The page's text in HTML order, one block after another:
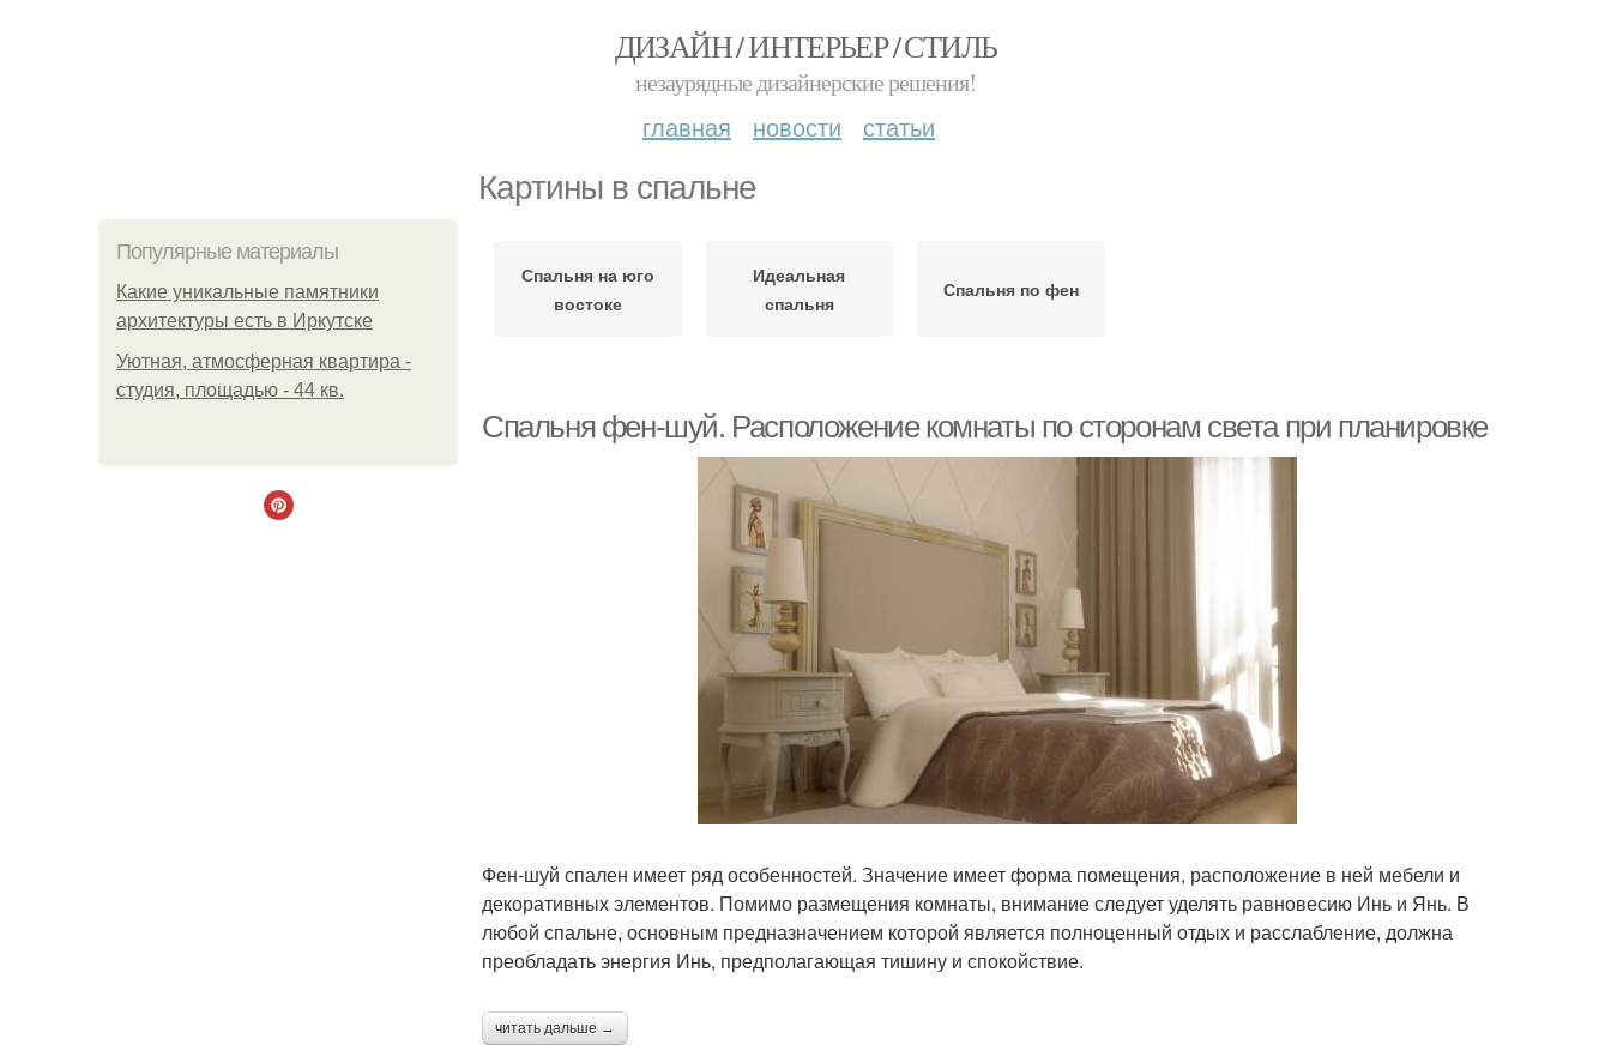
ДИЗАЙН / ИНТЕРЬЕР / СТИЛЬ
незаурядные дизайнерские решения!
главная новости статьи
Картины в спальне
Популярные материалы
Какие уникальные памятники
архитектуры есть в Иркутске
Уютная, атмосферная квартира -
студия, площадью - 44 кв.
Спальня на юго
востоке
Идеальная
спальня
Спальня по фен
Спальня фен-шуй. Расположение комнаты по сторонам света при планировке
Фен-шуй спален имеет ряд особенностей. Значение имеет форма помещения, расположение в ней мебели и
декоративных элементов. Помимо размещения комнаты, внимание следует уделять равновесию Инь и Янь. В
любой спальне, основным предназначением которой является полноценный отдых и расслабление, должна
преобладать энергия Инь, предполагающая тишину и спокойствие.
читать дальше →